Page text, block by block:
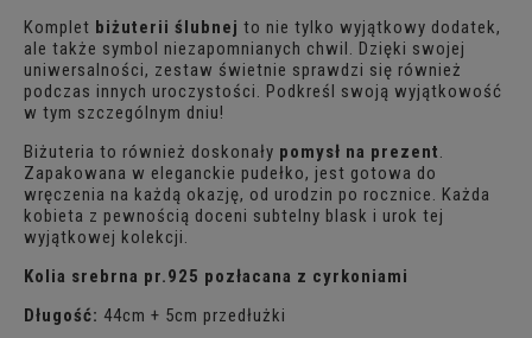
Komplet biżuterii ślubnej to nie tylko wyjątkowy dodatek,
ale także symbol niezapomnianych chwil. Dzięki swojej
uniwersalności, zestaw świetnie sprawdzi się również
podczas innych uroczystości. Podkreśl swoją wyjątkowość
w tym szczególnym dniu!
Biżuteria to również doskonały pomysł na prezent.
Zapakowana w eleganckie pudełko, jest gotowa do
wręczenia na każdą okazję, od urodzin po rocznice. Każda
kobieta z pewnością doceni subtelny blask i urok tej
wyjątkowej kolekcji.
Kolia srebrna pr.925 pozłacana z cyrkoniami
Długość: 44cm + 5cm przedłużki